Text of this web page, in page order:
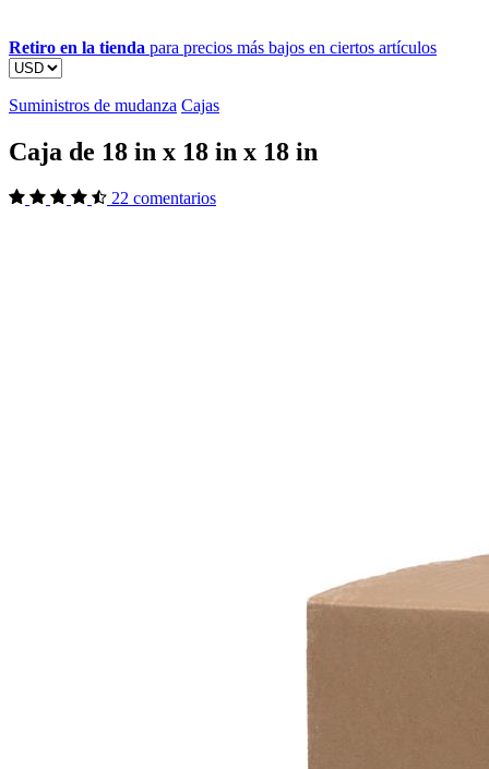
Retiro en la tienda para precios más bajos en ciertos artículos
Suministros de mudanza Cajas
Caja de 18 in x 18 in x 18 in
22 comentarios